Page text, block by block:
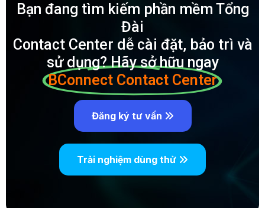
Bạn đang tìm kiếm phần mềm Tổng
Đài
Contact Center dễ cài đặt, bảo trì và
sử dụng? Hãy sở hữu ngay
BConnect Contact Center
Đăng ký tư vấn
Trải nghiệm dùng thử